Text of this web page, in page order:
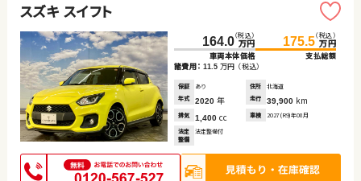
スズキ スイフト
164.0（税込）
万円
車両本体価格
175.5（税込）
万円
支払総額
諸費用： 11.5 万円 （税込）
保証 あり 住所
北海道
年式
2020 年 走行 39,900 km
排気 1,400 cc 車検 2027(R9)年08月
法定
整備
法定整備付